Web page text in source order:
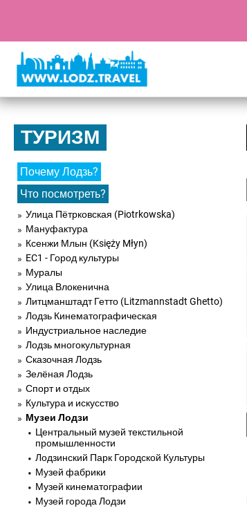
ТУРИЗМ
Почему Лодзь?
Что посмотреть?
Улица Пётрковская (Piotrkowska)
Мануфактура
Ксенжи Млын (Księży Młyn)
EC1 - Город культуры
Муралы
Улица Влокенична
Литцманштадт Гетто (Litzmannstadt Ghetto)
Лодзь Кинематографическая
Индустриальное наследие
Лодзь многокультурная
Сказочная Лодзь
Зелёная Лодзь
Спорт и отдых
Культура и искусство
Музеи Лодзи
Центральный музей текстильной
промышленности
Лодзинский Парк Городской Культуры
Музей фабрики
Музей кинематографии
Музей города Лодзи